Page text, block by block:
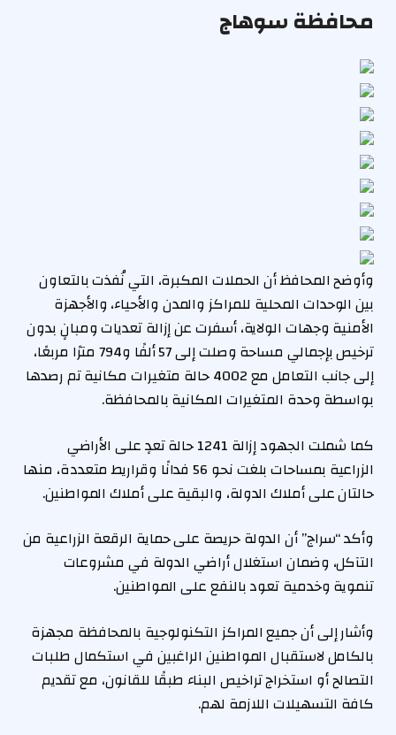
محافظة سوهاج
وأوضح المحافظ أن الحملات المكبرة، التي نُفذت بالتعاون
بين الوحدات المحلية للمراكز والمدن والأحياء، والأجهزة
الأمنية وجهات الولاية، أسفرت عن إزالة تعديات ومبانٍ بدون
ترخيص بإجمالي مساحة وصلت إلى 57 ألفًا و794 مترًا مربعًا،
إلى جانب التعامل مع 4002 حالة متغيرات مكانية تم رصدها
بواسطة وحدة المتغيرات المكانية بالمحافظة.
كما شملت الجهود إزالة 1241 حالة تعدٍ على الأراضي
الزراعية بمساحات بلغت نحو 56 فدانًا وقراريط متعددة، منها
حالتان على أملاك الدولة، والبقية على أملاك المواطنين.
وأكد “سراج” أن الدولة حريصة على حماية الرقعة الزراعية من
التآكل، وضمان استغلال أراضي الدولة في مشروعات
تنموية وخدمية تعود بالنفع على المواطنين.
وأشار إلى أن جميع المراكز التكنولوجية بالمحافظة مجهزة
بالكامل لاستقبال المواطنين الراغبين في استكمال طلبات
التصالح أو استخراج تراخيص البناء طبقًا للقانون، مع تقديم
كافة التسهيلات اللازمة لهم.